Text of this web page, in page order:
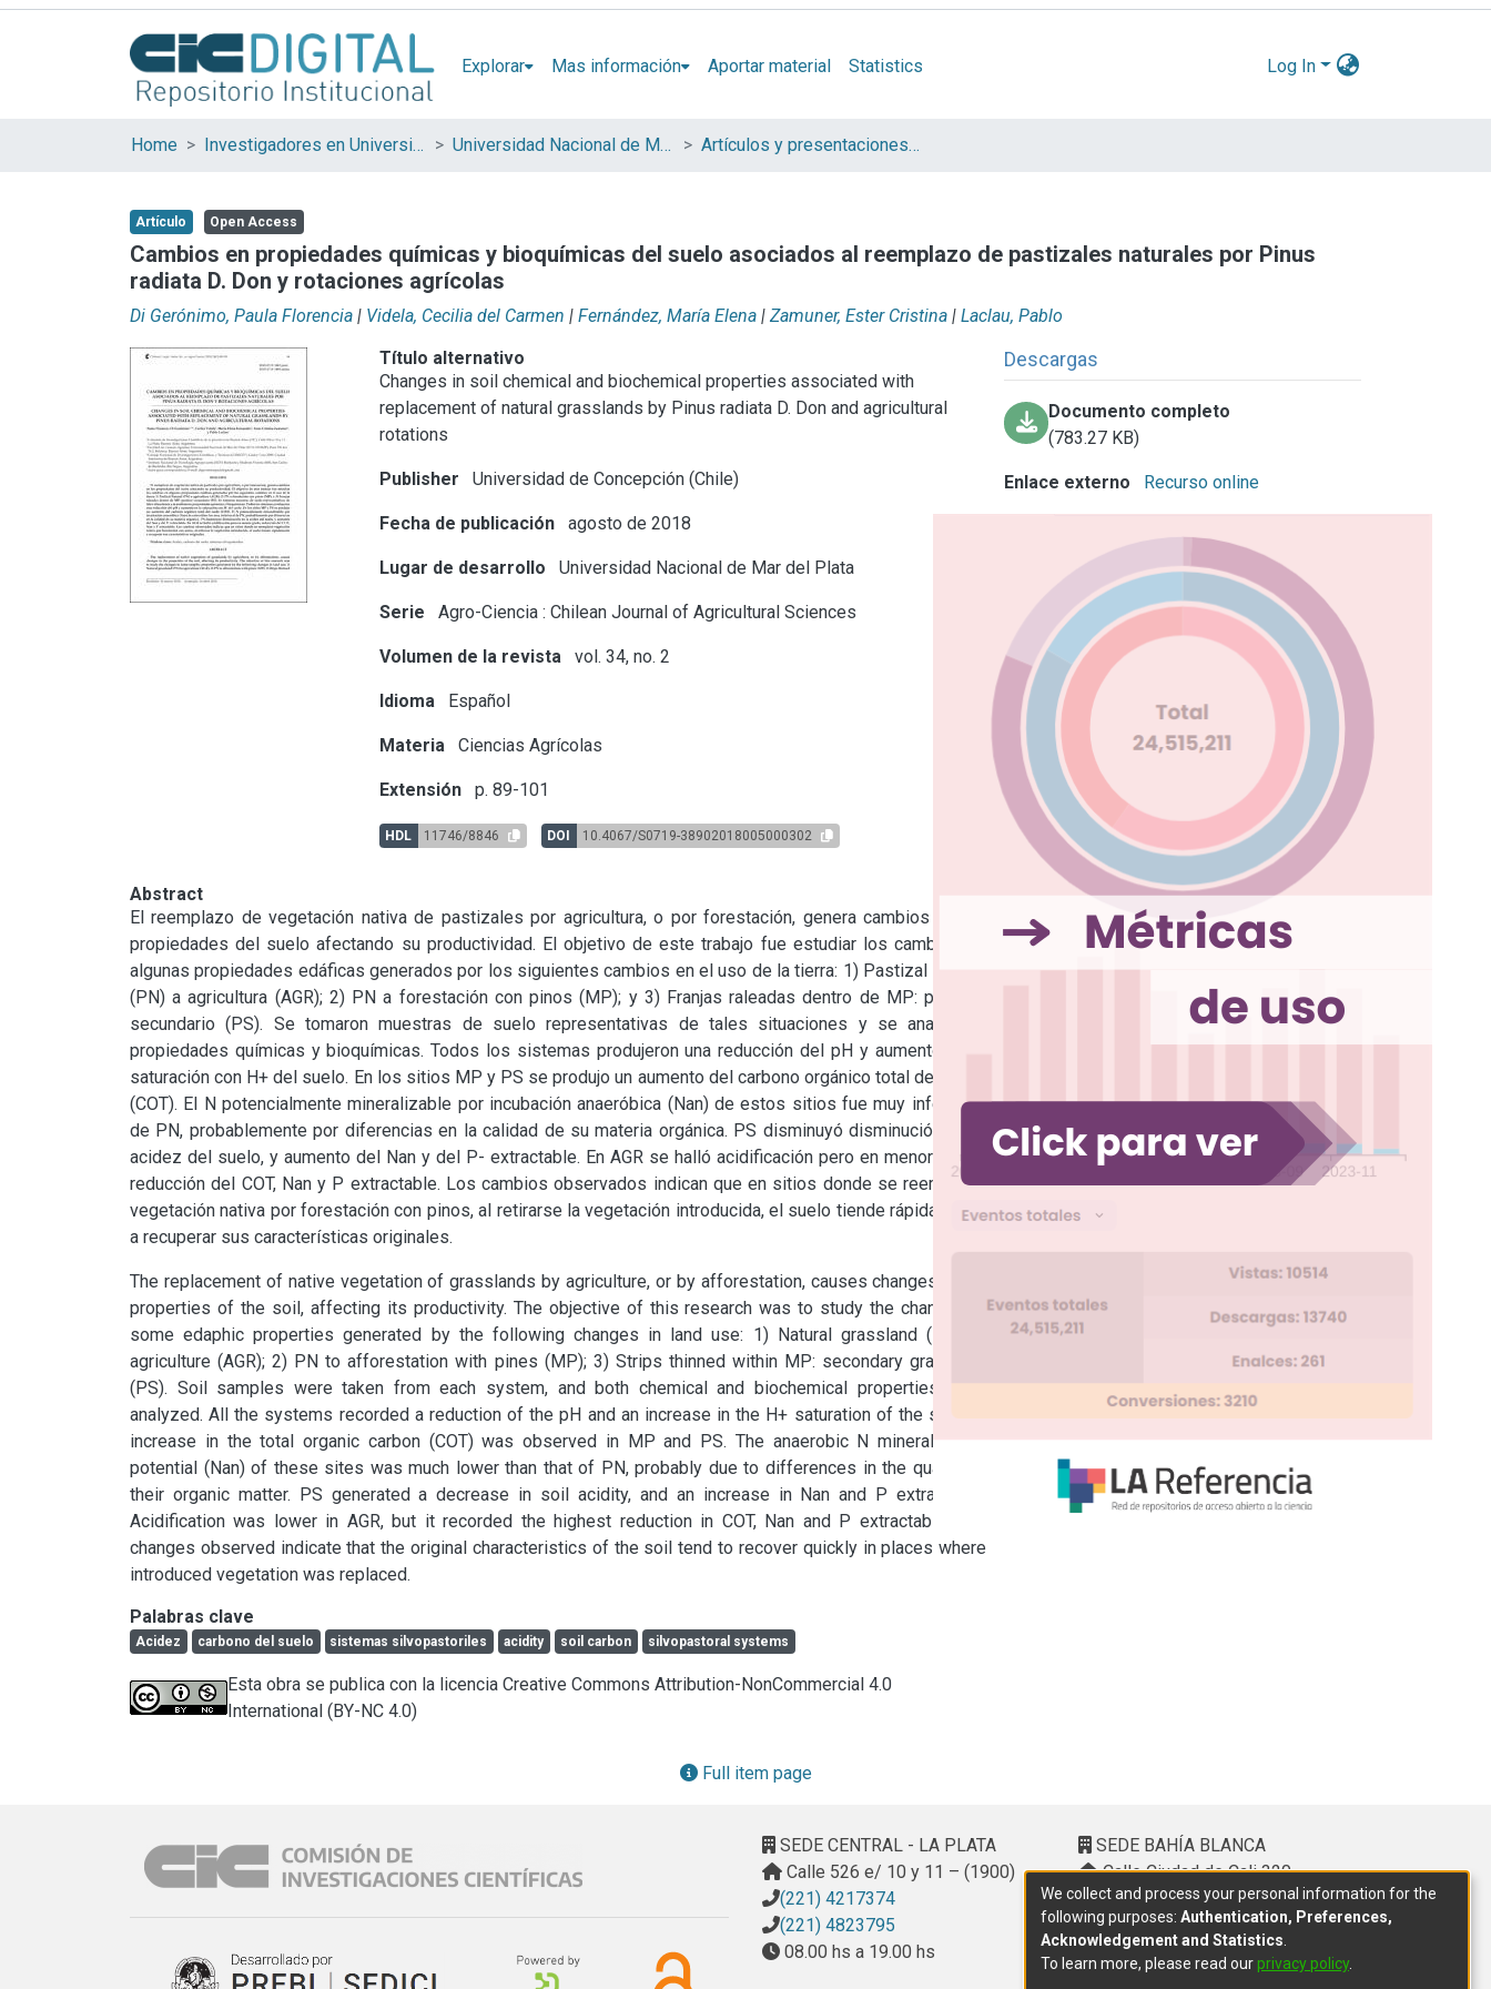
Explorar Mas información Aportar material Statistics Log In
Home Investigadores en Universidades Nacionales de la provincia de Buenos Aires Universidad Nacional de Mar del Plata (UNMdP) Artículos y presentaciones en Congresos
Artículo Open Access
Cambios en propiedades químicas y bioquímicas del suelo asociados al reemplazo de pastizales naturales por Pinus
radiata D. Don y rotaciones agrícolas
Di Gerónimo, Paula Florencia | Videla, Cecilia del Carmen | Fernández, María Elena | Zamuner, Ester Cristina | Laclau, Pablo
Título alternativo
Changes in soil chemical and biochemical properties associated with
replacement of natural grasslands by Pinus radiata D. Don and agricultural
rotations
Publisher Universidad de Concepción (Chile)
Fecha de publicación agosto de 2018
Lugar de desarrollo Universidad Nacional de Mar del Plata
Serie Agro-Ciencia : Chilean Journal of Agricultural Sciences
Volumen de la revista vol. 34, no. 2
Idioma Español
Materia Ciencias Agrícolas
Extensión p. 89-101
HDL 11746/8846 DOI 10.4067/S0719-38902018005000302
Descargas
Documento completo
(783.27 KB)
Enlace externo Recurso online
Abstract
El reemplazo de vegetación nativa de pastizales por agricultura, o por forestación, genera cambios en las
propiedades del suelo afectando su productividad. El objetivo de este trabajo fue estudiar los cambios en
algunas propiedades edáficas generados por los siguientes cambios en el uso de la tierra: 1) Pastizal Natural
(PN) a agricultura (AGR); 2) PN a forestación con pinos (MP); y 3) Franjas raleadas dentro de MP: pastizal
secundario (PS). Se tomaron muestras de suelo representativas de tales situaciones y se analizaron
propiedades químicas y bioquímicas. Todos los sistemas produjeron una reducción del pH y aumento en la
saturación con H+ del suelo. En los sitios MP y PS se produjo un aumento del carbono orgánico total del suelo
(COT). El N potencialmente mineralizable por incubación anaeróbica (Nan) de estos sitios fue muy inferior al
de PN, probablemente por diferencias en la calidad de su materia orgánica. PS disminuyó disminución en la
acidez del suelo, y aumento del Nan y del P- extractable. En AGR se halló acidificación pero en menor grado,
reducción del COT, Nan y P extractable. Los cambios observados indican que en sitios donde se reemplazó
vegetación nativa por forestación con pinos, al retirarse la vegetación introducida, el suelo tiende rápidamente
a recuperar sus características originales.
The replacement of native vegetation of grasslands by agriculture, or by afforestation, causes changes in the
properties of the soil, affecting its productivity. The objective of this research was to study the changes in
some edaphic properties generated by the following changes in land use: 1) Natural grassland (PN) to
agriculture (AGR); 2) PN to afforestation with pines (MP); 3) Strips thinned within MP: secondary grassland
(PS). Soil samples were taken from each system, and both chemical and biochemical properties were
analyzed. All the systems recorded a reduction of the pH and an increase in the H+ saturation of the soil. An
increase in the total organic carbon (COT) was observed in MP and PS. The anaerobic N mineralization
potential (Nan) of these sites was much lower than that of PN, probably due to differences in the quality of
their organic matter. PS generated a decrease in soil acidity, and an increase in Nan and P extractable.
Acidification was lower in AGR, but it recorded the highest reduction in COT, Nan and P extractable. The
changes observed indicate that the original characteristics of the soil tend to recover quickly in places where
introduced vegetation was replaced.
Palabras clave
Acidez carbono del suelo sistemas silvopastoriles acidity soil carbon silvopastoral systems
Esta obra se publica con la licencia Creative Commons Attribution-NonCommercial 4.0
International (BY-NC 4.0)
Full item page
SEDE CENTRAL - LA PLATA
Calle 526 e/ 10 y 11 – (1900)
(221) 4217374
(221) 4823795
08.00 hs a 19.00 hs
SEDE BAHÍA BLANCA
Calle Ciudad de Cali 320 –
(8000). Universidad Provincial del
Sudoeste (UPSO)
(291) 459 2550, interno 147
10.00 h a 14.00 h
We collect and process your personal information for the
following purposes: Authentication, Preferences,
Acknowledgement and Statistics
To learn more, please read ourprivacy policy.